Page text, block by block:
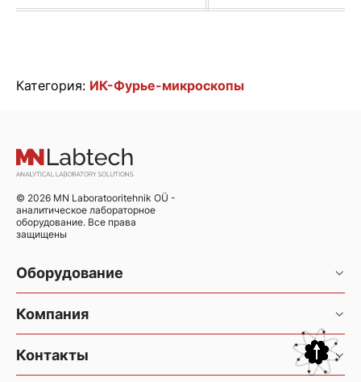
Категория: ИК-Фурье-микроскопы
© 2026 MN Laboratooritehnik OÜ -
аналитическое лабораторное
оборудование. Все права
защищены
Оборудование
Хроматография и хромато-масс-спектрометрия
Элементный анализ
Элементный анализатор CHNS/O Thermo FlashSmart
Фотометрические анализаторы Gallery
Компания
Услуги
Новости
Контакты